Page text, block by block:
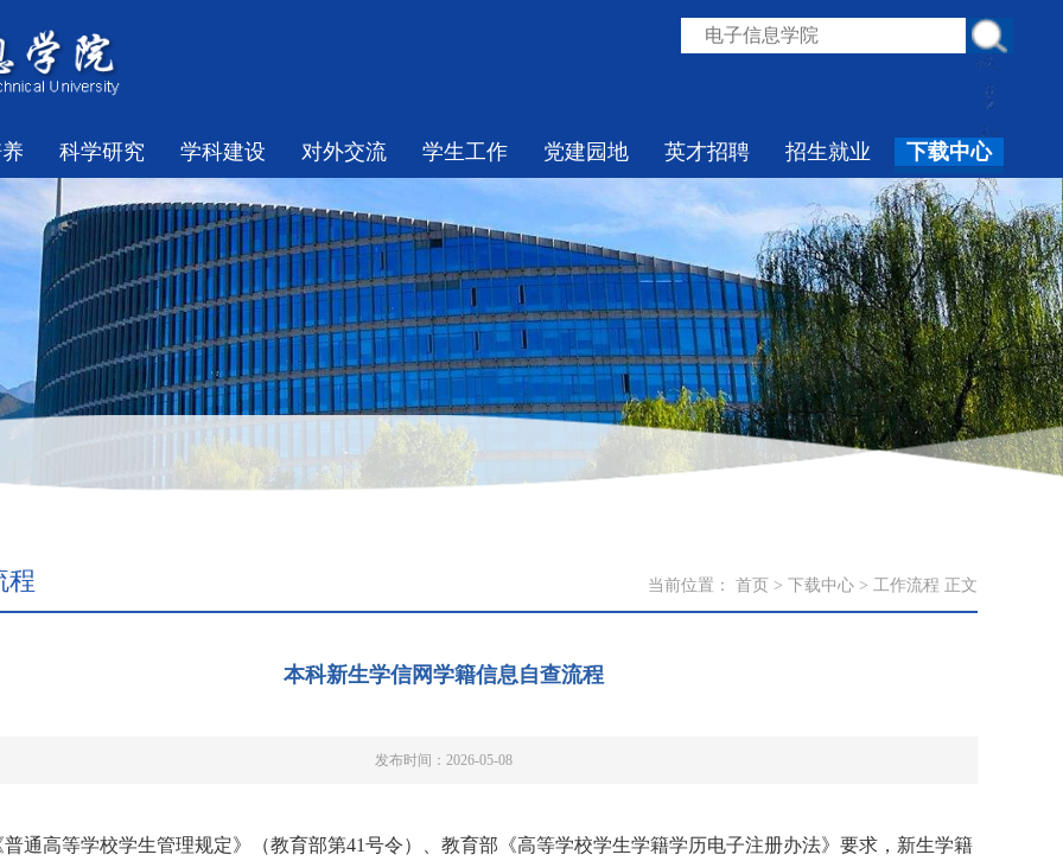
科学研究 学科建设 对外交流 学生工作 党建园地 英才招聘 招生就业 下载中心
程 当前位置： 首页 > 下载中心 > 工作流程 正文
本科新生学信网学籍信息自查流程
发布时间：2026-05-08
普通高等学校学生管理规定》（教育部第41号令）、教育部《高等学校学生学籍学历电子注册办法》要求，新生学籍